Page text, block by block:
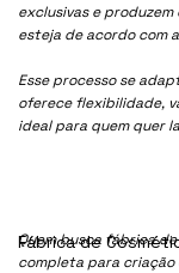
exclusivas e
esteja de acordo com
Esse processo se
oferece flexibilidade,
ideal para quem quer
Quem busca fábrica
completa para
Fábrica de